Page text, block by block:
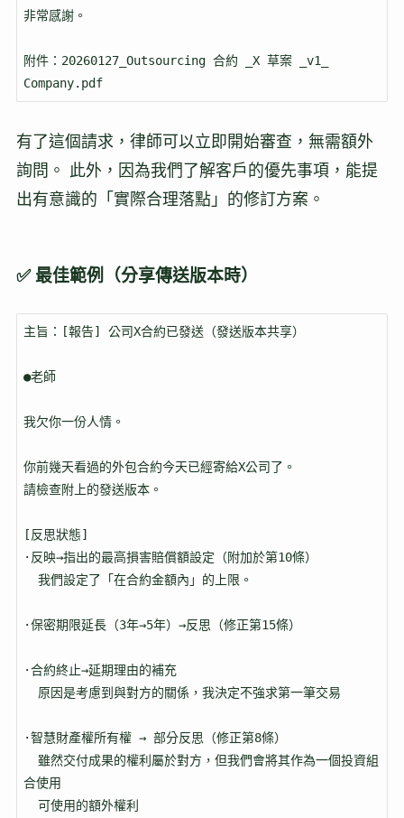
非常感謝。
附件：20260127_Outsourcing 合約 _X 草案 _v1_
Company.pdf
有了這個請求，律師可以立即開始審查，無需額外
詢問。 此外，因為我們了解客戶的優先事項，能提
出有意識的「實際合理落點」的修訂方案。
✅ 最佳範例（分享傳送版本時）
主旨：[報告] 公司X合約已發送（發送版本共享）
●老師
我欠你一份人情。
你前幾天看過的外包合約今天已經寄給X公司了。
請檢查附上的發送版本。
[反思狀態]
·反映→指出的最高損害賠償額設定（附加於第10條）
·保密期限延長（3年→5年）→反思（修正第15條）
·合約終止→延期理由的補充
·智慧財產權所有權 → 部分反思（修正第8條）
合使用